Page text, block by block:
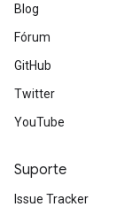
Blog
Fórum
GitHub
Twitter
YouTube
Suporte
Issue Tracker